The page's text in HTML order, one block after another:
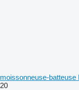
moissonneuse-batteuse
20